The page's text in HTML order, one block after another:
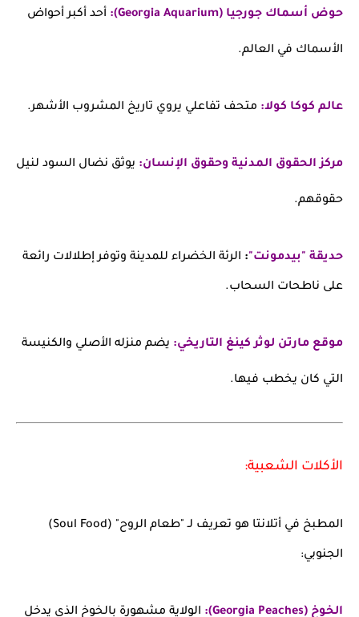
حوض أسماك جورجيا (Georgia Aquarium): أحد أكبر أحواض
الأسماك في العالم.
عالم كوكا كولا: متحف تفاعلي يروي تاريخ المشروب الأشهر.
مركز الحقوق المدنية وحقوق الإنسان: يوثق نضال السود لنيل
حقوقهم.
حديقة "بيدمونت": الرئة الخضراء للمدينة وتوفر إطلالات رائعة
على ناطحات السحاب.
موقع مارتن لوثر كينغ التاريخي: يضم منزله الأصلي والكنيسة
التي كان يخطب فيها.
الأكلات الشعبية:
المطبخ في أتلانتا هو تعريف لـ "طعام الروح" (Soul Food)
الجنوبي:
الخوخ (Georgia Peaches): الولاية مشهورة بالخوخ الذي يدخل